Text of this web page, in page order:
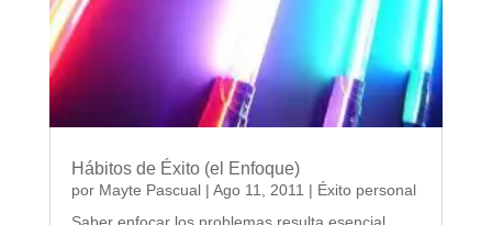
Hábitos de Éxito (el Enfoque)
por Mayte Pascual| Ago 11, 2011 | Éxito personal
Saber enfocar los problemas resulta esencial